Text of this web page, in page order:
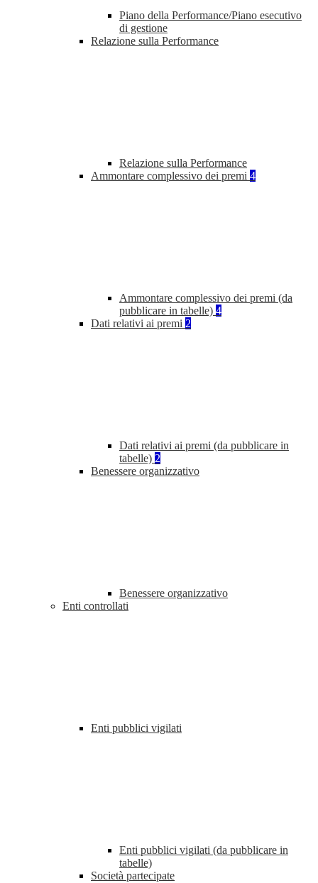
Piano della Performance/Piano esecutivo
di gestione
Relazione sulla Performance
Relazione sulla Performance
Ammontare complessivo dei premi 4
Ammontare complessivo dei premi (da
pubblicare in tabelle) 4
Dati relativi ai premi 2
Dati relativi ai premi (da pubblicare in
tabelle) 2
Benessere organizzativo
Benessere organizzativo
Enti controllati
Enti pubblici vigilati
Enti pubblici vigilati (da pubblicare in
tabelle)
Società partecipate